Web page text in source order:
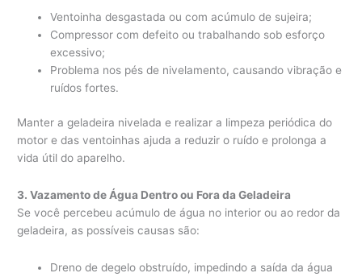
Ventoinha desgastada ou com acúmulo de sujeira;
Compressor com defeito ou trabalhando sob esforço
excessivo;
Problema nos pés de nivelamento, causando vibração e
ruídos fortes.
Manter a geladeira nivelada e realizar a limpeza periódica do
motor e das ventoinhas ajuda a reduzir o ruído e prolonga a
vida útil do aparelho.
3. Vazamento de Água Dentro ou Fora da Geladeira
Se você percebeu acúmulo de água no interior ou ao redor da
geladeira, as possíveis causas são:
Dreno de degelo obstruído, impedindo a saída da água